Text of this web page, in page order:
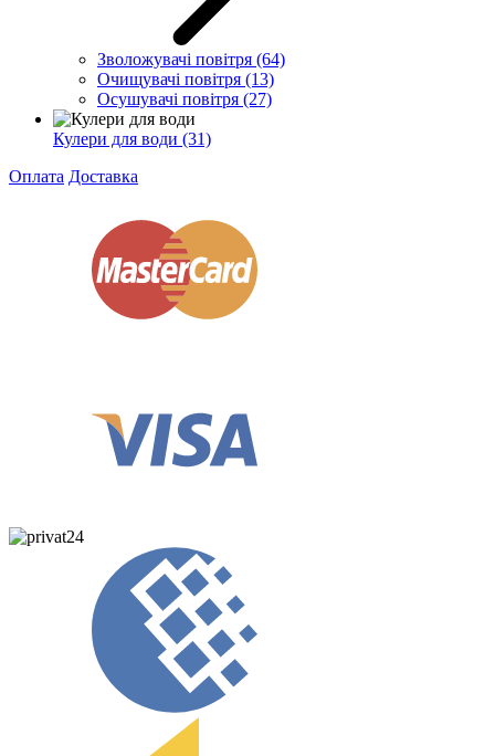
Зволожувачі повітря (64)
Очищувачі повітря (13)
Осушувачі повітря (27)
Кулери для води (31)
Оплата Доставка